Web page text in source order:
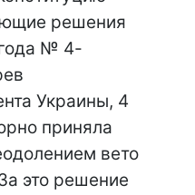
решения
№ 4-
Украины, 4
приняла
вето
это решение